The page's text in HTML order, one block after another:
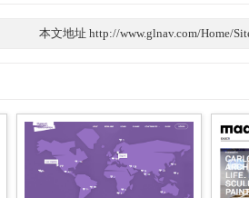
本文地址 http://www.glnav.com/Home/